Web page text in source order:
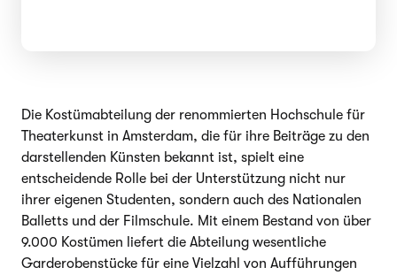
Die Kostümabteilung der renommierten Hochschule für
Theaterkunst in Amsterdam, die für ihre Beiträge zu den
darstellenden Künsten bekannt ist, spielt eine
entscheidende Rolle bei der Unterstützung nicht nur
ihrer eigenen Studenten, sondern auch des Nationalen
Balletts und der Filmschule. Mit einem Bestand von über
9.000 Kostümen liefert die Abteilung wesentliche
Garderobenstücke für eine Vielzahl von Aufführungen